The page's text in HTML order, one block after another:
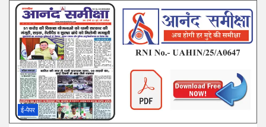
ई-पेपर